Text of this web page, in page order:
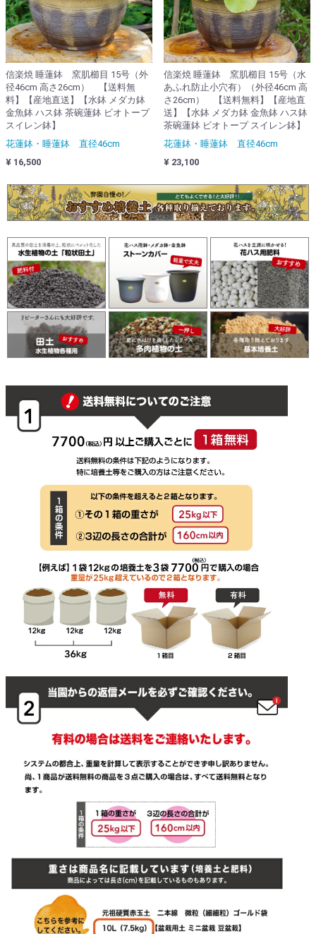
信楽焼 睡蓮鉢 窯肌櫛目 15号（外
径46cm 高さ26cm） 【送料無
料】【産地直送】【水鉢 メダカ鉢
金魚鉢 ハス鉢 茶碗蓮鉢 ビオトープ
スイレン鉢】
花蓮鉢・睡蓮鉢 直径46cm
¥ 16,500
信楽焼 睡蓮鉢 窯肌櫛目 15号（水
あふれ防止小穴有）（外径46cm 高
さ26cm） 【送料無料】【産地直
送】【水鉢 メダカ鉢 金魚鉢 ハス鉢
茶碗蓮鉢 ビオトープ スイレン鉢】
花蓮鉢・睡蓮鉢 直径46cm
¥ 23,100